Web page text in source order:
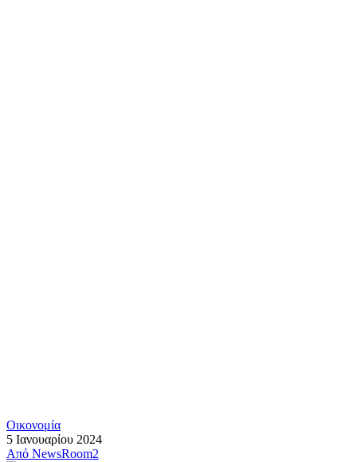
Οικονομία
5 Ιανουαρίου 2024
Από NewsRoom2